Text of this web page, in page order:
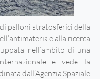
palloni stratosferici della
e alla ricerca
nell’ambito di una
e vede la
dall’Agenzia Spaziale